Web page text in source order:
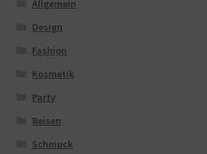
Allgemein
Design
Fashion
Kosmetik
Party
Reisen
Schmuck